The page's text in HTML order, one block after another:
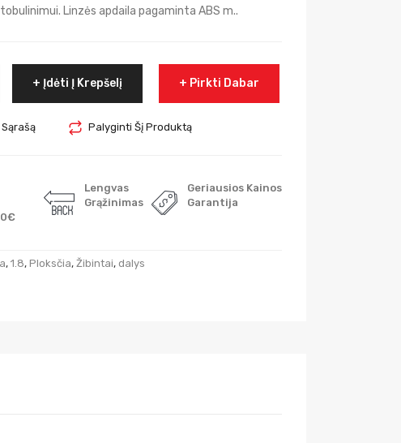
Linzės apdaila pagaminta ABS m..
Įdėti Į Krepšelį Pirkti Dabar
Palyginti Šį Produktą
Lengvas
Grąžinimas
Geriausios Kainos
Garantija
, 1.8, Ploksčia, Žibintai, dalys